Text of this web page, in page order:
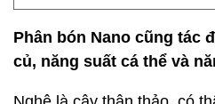
Phân bón Nano cũng tác
củ, năng suất cá thể và